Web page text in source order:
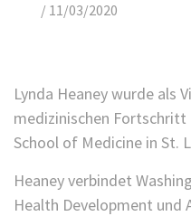
/ 11/03/2020
Lynda Heaney wurde als
medizinischen
School of Medicine in St.
Heaney verbindet
Health Development und